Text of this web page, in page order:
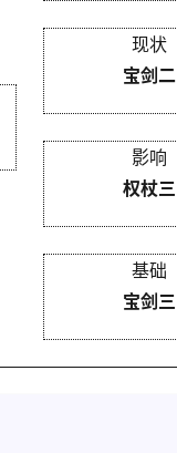
现状
宝剑二
影响
权杖三
基础
宝剑三